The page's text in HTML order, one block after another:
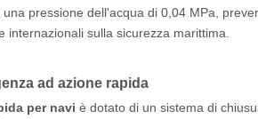
pressione dell'acqua di 0,04 MPa,
sulla sicurezza marittima.
ad azione rapida
per navi è dotato di un sistema di